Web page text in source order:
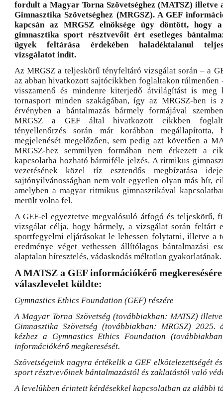
fordult a Magyar Torna Szövetséghez (MATSZ) illetve
Gimnasztika Szövetséghez (MRGSZ). A GEF
kapcsán az MRGSZ elnöksége úgy döntött, hogy
gimnasztika sport résztvevőit ért esetleges
ügyek feltárása érdekében haladéktalanul
vizsgálatot indít.
Az MRGSZ a teljeskörű tényfeltáró vizsgálat során – a
az abban hivatkozott sajtócikkben foglaltakon túlmenően
visszamenő és mindenre kiterjedő átvilágítást is
tornasport minden szakágában, így az MRGSZ-ben is
érvényben a bántalmazás bármely formájával
MRGSZ a GEF által hivatkozott cikkben
tényellenőrzés során már korábban
megjelenését megelőzően, sem pedig azt követően a
MRGSZ-hez semmilyen formában nem érkezett a
kapcsolatba hozható bármiféle jelzés. A ritmikus
vezetésének közel tíz esztendős megbízatása
sajtónyilvánosságban nem volt egyetlen olyan más hír,
amelyben a magyar ritmikus gimnasztikával
merült volna fel.
A GEF-el egyeztetve megvalósuló átfogó és teljeskörű,
vizsgálat célja, hogy bármely, a vizsgálat során feltárt
sportfegyelmi eljárásokat le lehessen folytatni, illetve a
eredménye véget vethessen állítólagos bántalmazási
alaptalan híresztelés, vádaskodás méltatlan gyakorlatának.
A MATSZ a GEF információkérő
válaszlevelet küldte:
Gymnastics Ethics Foundation (GEF) részére
A Magyar Torna Szövetség (továbbiakban: MATSZ)
Gimnasztika Szövetség (továbbiakban: MRGSZ)
kézhez a Gymnastics Ethics Foundation
információkérő megkeresését.
Szövetségeink nagyra értékelik a GEF elkötelezettségét
sport résztvevőinek bántalmazástól és zaklatástól való
A levelükben érintett kérdésekkel kapcsolatban az alábbi